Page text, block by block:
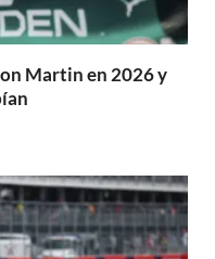
Martin en 2026 y